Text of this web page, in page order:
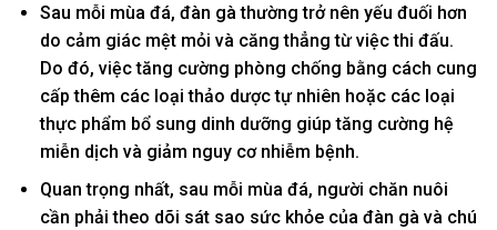
Sau mỗi mùa đá, đàn gà thường trở nên yếu đuối hơn
do cảm giác mệt mỏi và căng thẳng từ việc thi đấu.
Do đó, việc tăng cường phòng chống bằng cách cung
cấp thêm các loại thảo dược tự nhiên hoặc các loại
thực phẩm bổ sung dinh dưỡng giúp tăng cường hệ
miễn dịch và giảm nguy cơ nhiễm bệnh.
Quan trọng nhất, sau mỗi mùa đá, người chăn nuôi
cần phải theo dõi sát sao sức khỏe của đàn gà và chú